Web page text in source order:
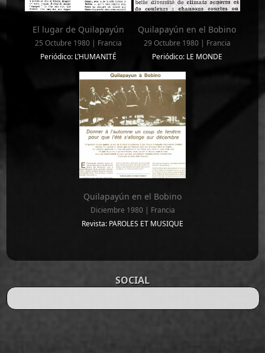
El lugar de Quilapayún
25 Octubre 1980 | Francia
Periódico: L’HUMANITÉ
Quilapayún en el Bobino
29 Octubre 1980 | Francia
Periódico: LE MONDE
Quilapayún en el Bobino
Diciembre 1980 | Francia
Revista: PAROLES ET MUSIQUE
SOCIAL